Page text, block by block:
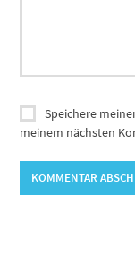
Speichere
meinem nächsten